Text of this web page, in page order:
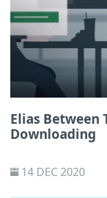
Elias Between
Downloading
14 DEC 2020